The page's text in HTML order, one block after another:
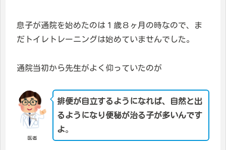
息子が通院を始めたのは１歳８ヶ月の時なので、ま
だトイレトレーニングは始めていませんでした。
通院当初から先生がよく仰っていたのが
医者
排便が自立するようになれば、自然と出
るようになり便秘が治る子が多いんです
よ。